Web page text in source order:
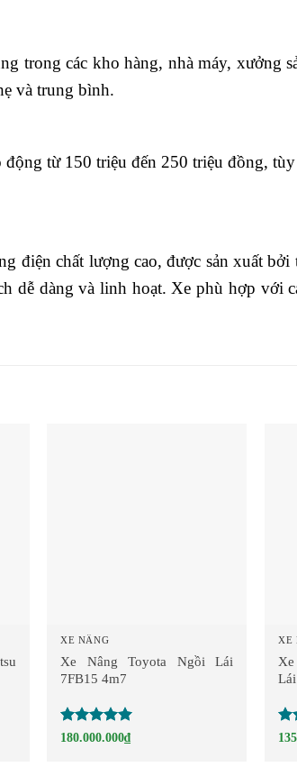
trong các kho hàng, nhà máy, xưởng
và trung bình.
từ 150 triệu đến 250 triệu đồng,
điện chất lượng cao, được sản xuất bởi
dễ dàng và linh hoạt. Xe phù hợp với
XE NÂNG
Xe Nâng Toyota Ngồi Lái
7FB15 4m7
Được xếp
180.000.000₫
XE
Xe